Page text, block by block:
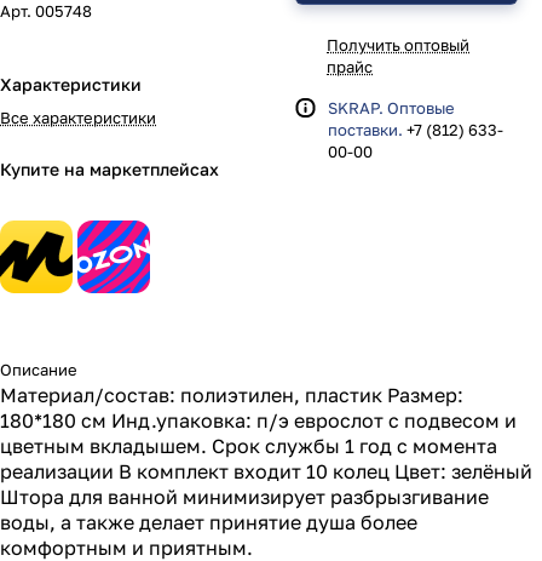
Арт. 005748
Характеристики
Все характеристики
Купите на маркетплейсах
Получить оптовый
прайс
SKRAP. Оптовые
поставки. +7 (812) 633-
00-00
Описание
Материал/состав: полиэтилен, пластик Размер:
180*180 см Инд.упаковка: п/э еврослот с подвесом и
цветным вкладышем. Срок службы 1 год с момента
реализации В комплект входит 10 колец Цвет: зелёный
Штора для ванной минимизирует разбрызгивание
воды, а также делает принятие душа более
комфортным и приятным.